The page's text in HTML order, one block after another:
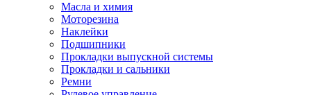
Масла и химия
Моторезина
Наклейки
Подшипники
Прокладки выпускной системы
Прокладки и сальники
Ремни